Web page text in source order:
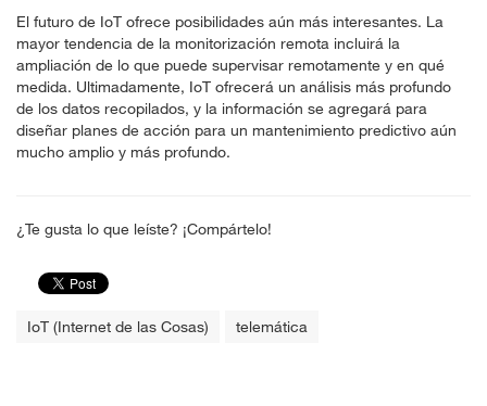
El futuro de IoT ofrece posibilidades aún más interesantes. La
mayor tendencia de la monitorización remota incluirá la
ampliación de lo que puede supervisar remotamente y en qué
medida. Ultimadamente, IoT ofrecerá un análisis más profundo
de los datos recopilados, y la información se agregará para
diseñar planes de acción para un mantenimiento predictivo aún
mucho amplio y más profundo.
¿Te gusta lo que leíste? ¡Compártelo!
IoT (Internet de las Cosas) telemática